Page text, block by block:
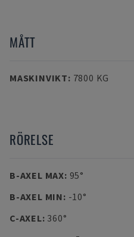
MÅTT
MASKINVIKT: 7800 KG
RÖRELSE
B-AXEL MAX: 95°
B-AXEL MIN: -10°
C-AXEL: 360°